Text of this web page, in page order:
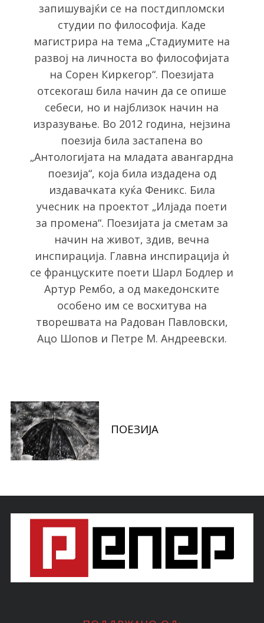
запишувајќи се на постдипломски
студии по философија. Каде
магистрира на тема „Стадиумите на
развој на личноста во философијата
на Сорен Киркегор“. Поезијата
отсекогаш била начин да се опише
себеси, но и најблизок начин на
изразување. Во 2012 година, нејзина
поезија била застапена во
„Антологијата на младата авангардна
поезија“, која била издадена од
издавачката куќа Феникс. Била
учесник на проектот „Илјада поети
за промена“. Поезијата ја сметам за
начин на живот, здив, вечна
инспирација. Главна инспирација ѝ
се француските поети Шарл Бодлер и
Артур Рембо, а од македонските
особено им се восхитува на
творешвата на Радован Павловски,
Ацо Шопов и Петре М. Андреевски.
ПОЕЗИЈА
S
e
r
h
f
r
: